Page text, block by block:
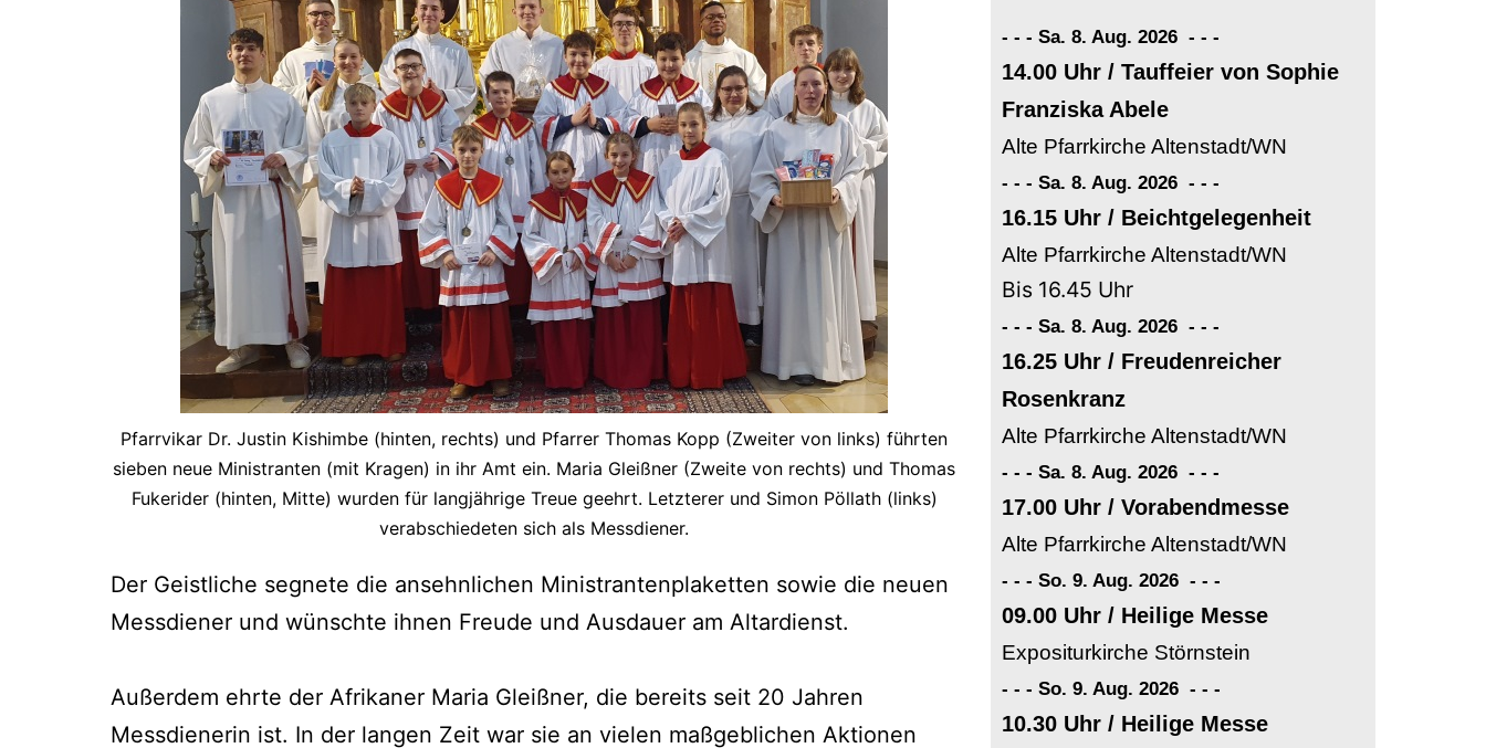
Pfarrvikar Dr. Justin Kishimbe (hinten, rechts) und Pfarrer Thomas Kopp (Zweiter von links) führten
sieben neue Ministranten (mit Kragen) in ihr Amt ein. Maria Gleißner (Zweite von rechts) und Thomas
Fukerider (hinten, Mitte) wurden für langjährige Treue geehrt. Letzterer und Simon Pöllath (links)
verabschiedeten sich als Messdiener.
Der Geistliche segnete die ansehnlichen Ministrantenplaketten sowie die neuen
Messdiener und wünschte ihnen Freude und Ausdauer am Altardienst.
Außerdem ehrte der Afrikaner Maria Gleißner, die bereits seit 20 Jahren
Messdienerin ist. In der langen Zeit war sie an vielen maßgeblichen Aktionen
- - - Sa. 8. Aug. 2026 - --
14.00 Uhr / Tauffeier von Sophie
Franziska Abele
Alte Pfarrkirche Altenstadt/WN
- - - Sa. 8. Aug. 2026 - --
16.15 Uhr / Beichtgelegenheit
Alte Pfarrkirche Altenstadt/WN
Bis 16.45 Uhr
- - - Sa. 8. Aug. 2026 - --
16.25 Uhr / Freudenreicher
Rosenkranz
Alte Pfarrkirche Altenstadt/WN
- - - Sa. 8. Aug. 2026 - --
17.00 Uhr / Vorabendmesse
Alte Pfarrkirche Altenstadt/WN
- - - So. 9. Aug. 2026 - --
09.00 Uhr / Heilige Messe
Expositurkirche Störnstein
- - - So. 9. Aug. 2026 - --
10.30 Uhr / Heilige Messe